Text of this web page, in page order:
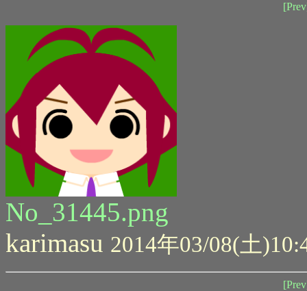
No_31445.png
karimasu 2014年03/08(土